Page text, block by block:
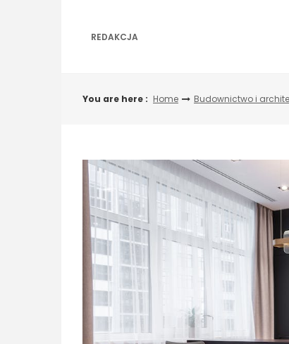
REDAKCJA
You are here : Home Budownictwo i